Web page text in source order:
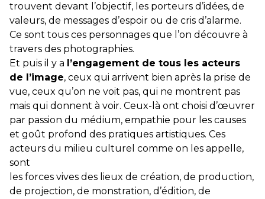
trouvent devant l’objectif, les porteurs d’idées, de
valeurs, de messages d’espoir ou de cris d’alarme.
Ce sont tous ces personnages que l’on découvre à
travers des photographies.
Et puis il y a l’engagement de tous les acteurs
de l’image, ceux qui arrivent bien après la prise de
vue, ceux qu’on ne voit pas, qui ne montrent pas
mais qui donnent à voir. Ceux-là ont choisi d’œuvrer
par passion du médium, empathie pour les causes
et goût profond des pratiques artistiques. Ces
acteurs du milieu culturel comme on les appelle,
sont
les forces vives des lieux de création, de production,
de projection, de monstration, d’édition, de